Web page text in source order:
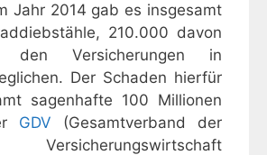
Jahr 2014 gab es insgesamt
210.000 davon
den Versicherungen in
Der Schaden hierfür
sagenhafte 100 Millionen
GDV (Gesamtverband der